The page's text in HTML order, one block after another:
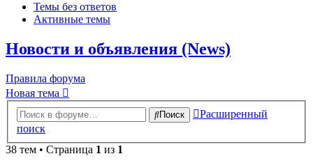
Темы без ответов
Активные темы
Новости и объявления (News)
Правила форума
Новая тема
Поиск
Расширенный
поиск
38 тем • Страница 1 из 1